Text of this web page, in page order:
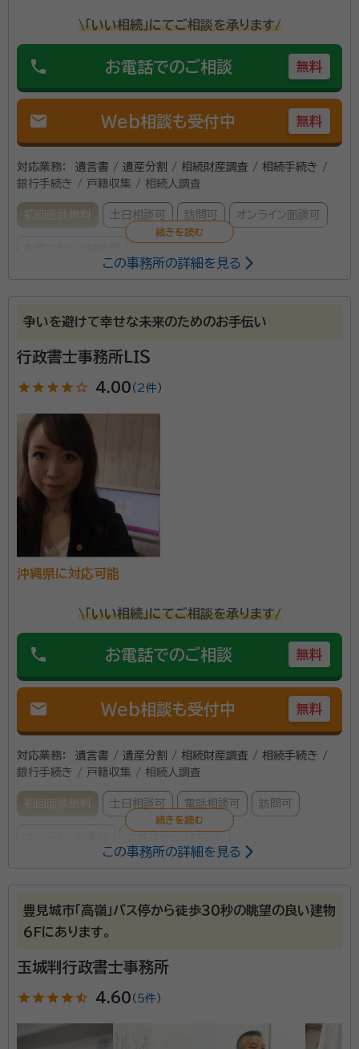
\「いい相続」にてご相談を承ります/
phone お電話でのご相談 無料
mail Web相談も受付中 無料
対応業務：
遺言書 / 遺産分割 / 相続財産調査 / 相続手続き /
銀行手続き / 戸籍収集 / 相続人調査
初回面談無料 土日相談可 訪問可 オンライン面談可
國場絵梨子
行政書士、2級ファイナンシャル・プランニング技能士、
有、沖縄県那覇市出身 琉球大学法文学部卒
丁寧なヒアリングと迅速な対応でご依頼者様の意に添えるようなサポー
どうぞよろしくお願いいたします。
沖縄県中南部を中心に相続・遺言手続きのお手伝いをし
ております。相続や遺言でお悩みの方がいらっしゃいま
したら、初回相談無料ですので、どうぞお気軽にご相談
ください。
沖縄県行政書士会
この事務所の詳細を見る
争いを避けて幸せな未来のためのお手伝い
行政書士事務所ＬＩＳ
star star star star star_outline 4.00 （ 2件 ）
沖縄県に対応可能
\「いい相続」にてご相談を承ります/
phone お電話でのご相談 無料
mail Web相談も受付中 無料
対応業務：
遺言書 / 遺産分割 / 相続財産調査 / 相続手続き /
銀行手続き / 戸籍収集 / 相続人調査
初回面談無料 土日相談可 電話相談可 訪問可
本村 祥子(モトムラ ショウコ)
行政書士
岡山県出身、石垣島に移住 2014年石垣市で開業後、2016年う
るま市に移転
事務所口コミ（抜粋）：
account_circle 満足度 4.0 ご利用時期：2022/3
この事務所の詳細を見る
豊見城市「高嶺」バス停から徒歩３０秒の眺望の良い建物
６Fにあります。
玉城判行政書士事務所
star star star star star_half 4.60 （ 5件）